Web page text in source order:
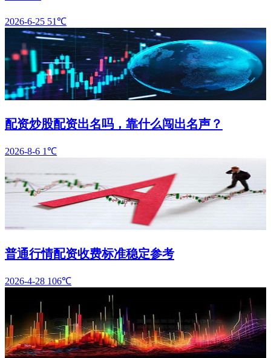
2026-6-25 51℃
配资炒股配资出名吗，靠什么闯出名声？
2026-8-6 1℃
普通行情配资收费标准稳定参考
2026-4-28 106℃